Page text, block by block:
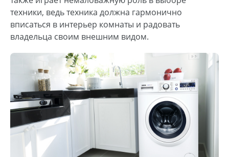
техники, ведь техника должна гармонично
вписаться в интерьер комнаты и радовать
владельца своим внешним видом.